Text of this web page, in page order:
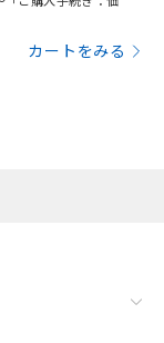
カートをみる